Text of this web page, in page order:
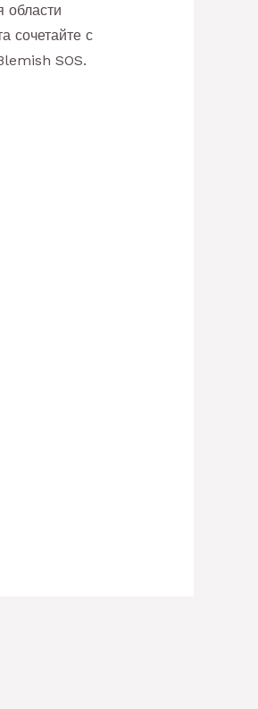
области
сочетайте с
SOS.